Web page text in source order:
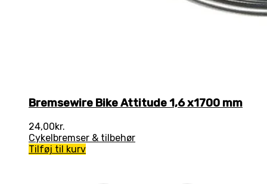
Bremsewire Bike Attitude 1,6 x1700 mm
24,00kr.
Cykelbremser & tilbehør
Tilføj til kurv